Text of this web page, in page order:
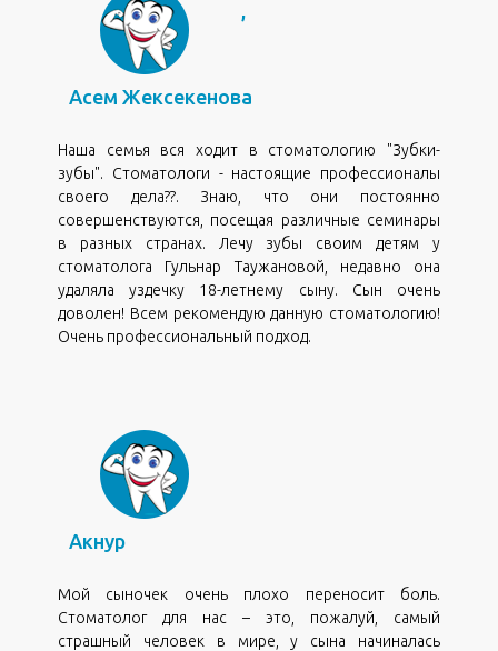
Асем Жексекенова
Наша семья вся ходит в стоматологию "Зубки-
зубы". Стоматологи - настоящие профессионалы
своего дела?‍?. Знаю, что они постоянно
совершенствуются, посещая различные семинары
в разных странах. Лечу зубы своим детям у
стоматолога Гульнар Таужановой, недавно она
удаляла уздечку 18-летнему сыну. Сын очень
доволен! Всем рекомендую данную стоматологию!
Очень профессиональный подход.
Акнур
,
Мой сыночек очень плохо переносит боль.
Стоматолог для нас – это, пожалуй, самый
страшный человек в мире, у сына начиналась